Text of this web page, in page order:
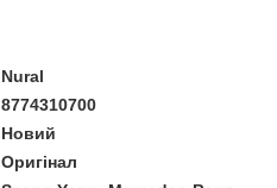
Nural
8774310700
Новий
Оригінал